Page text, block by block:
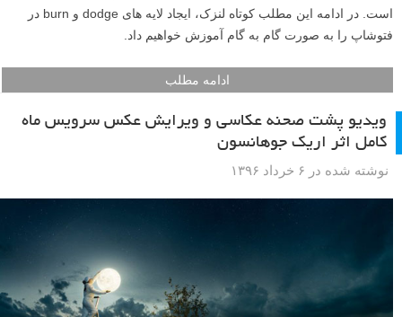
است. در ادامه این مطلب کوتاه لنزک، ایجاد لایه های dodge و burn در
فتوشاپ را به صورت گام به گام آموزش خواهیم داد.
ادامه مطلب
ویدیو پشت صحنه عکاسی و ویرایش عکس سرویس ماه
کامل اثر اریک جوهانسون
نوشته شده در ۶ خرداد ۱۳۹۶